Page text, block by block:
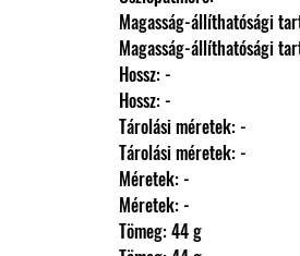
Magasság-
Magasság-
                Hossz: -
                Hossz: -
                Tárolási méretek: -
                Tárolási méretek: -
                Méretek: -
                Méretek: -
                Tömeg: 44 g